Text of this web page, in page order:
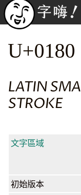
U+0180
LATIN
STROKE
文字區域
初始版本